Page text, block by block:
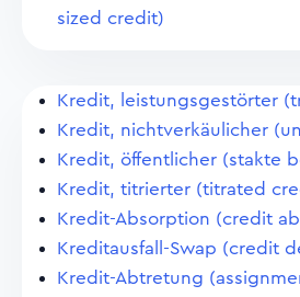
sized credit)
Kredit, leistungsgestörter
Kredit, nichtverkäulicher
Kredit, öffentlicher (stakte
Kredit, titrierter (titrated
Kredit-Absorption (credit
Kreditausfall-Swap (credit
Kredit-Abtretung